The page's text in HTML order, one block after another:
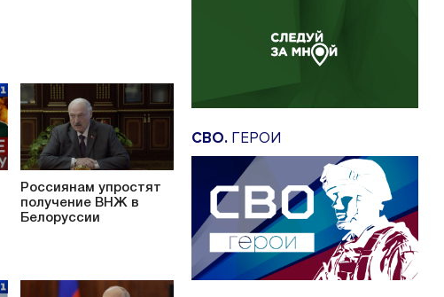
Россиянам упростят
получение ВНЖ в
Белоруссии
СВО. ГЕРОИ